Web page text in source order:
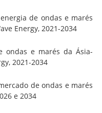
de ondas e marés
Energy, 2021-2034
ondas e marés da Ásia-
2021-2034
de ondas e marés
e 2034